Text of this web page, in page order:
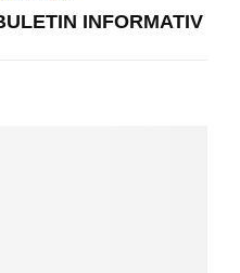
INFORMATIV